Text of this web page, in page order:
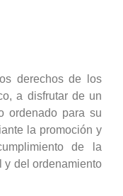
derechos de los
a disfrutar de un
ordenado para su
la promoción y
de la
y del ordenamiento